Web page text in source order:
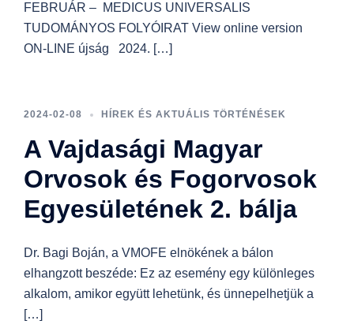
FEBRUÁR – MEDICUS UNIVERSALIS
TUDOMÁNYOS FOLYÓIRAT View online version
ON-LINE újság 2024. […]
2024-02-08 HÍREK ÉS AKTUÁLIS TÖRTÉNÉSEK
A Vajdasági Magyar
Orvosok és Fogorvosok
Egyesületének 2. bálja
Dr. Bagi Boján, a VMOFE elnökének a bálon
elhangzott beszéde: Ez az esemény egy különleges
alkalom, amikor együtt lehetünk, és ünnepelhetjük a
[…]